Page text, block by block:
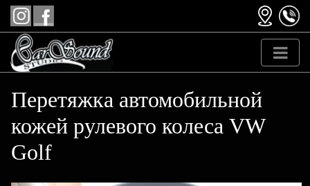
Перетяжка автомобильной
кожей рулевого колеса VW
Golf